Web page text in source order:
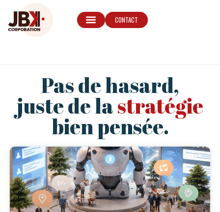
CONTACT
Pas de hasard,
juste de lastratégie
bien pensée.